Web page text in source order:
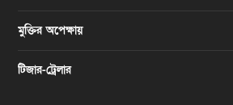
মুক্তির অপেক্ষায়
টিজার-ট্রেলার